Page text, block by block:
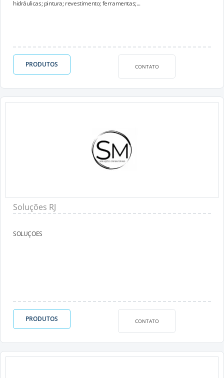
hidráulicas; pintura; revestimento; ferramentas;...
PRODUTOS CONTATO
Soluções RJ
SOLUÇOES
PRODUTOS CONTATO